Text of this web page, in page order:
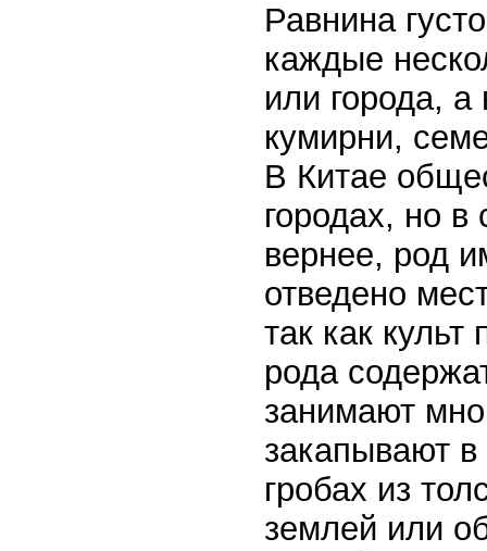
Равнина
каждые
или города,
кумирни,
В Китае
городах, но
вернее, род
отведено
так как
рода
занимают
закапывают
гробах из
землей или